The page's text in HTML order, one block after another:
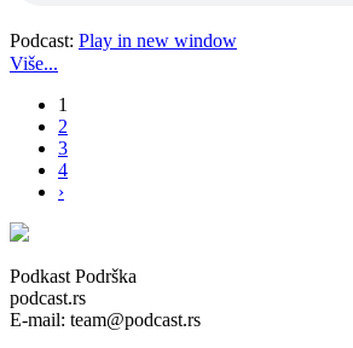
Podcast: Play in new window
Više...
1
2
3
4
›
Podkast Podrška
podcast.rs
E-mail: team@podcast.rs